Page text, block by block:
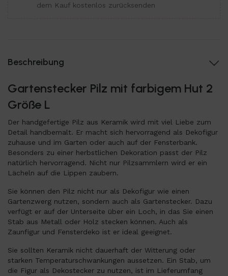
dem Kauf kostenlos zurücksenden
Beschreibung
Gartenstecker Pilz mit farbigem Hut 2
Größe L
Der handgefertige Pilz aus Keramik wird mit viel Liebe zum
Detail handbemalt. Er macht sich hervorragend als Dekofigur
zuhause und im Garten oder auch auf der Fensterbank.
Besonders zu einer herbstlichen Dekoration passt der Pilz
natürlich hervorragend. Nicht nur Pilzsammlern wird er ein
Lächeln auf die Lippen zaubern.
Sie können den Pilz nicht nur als Dekofigur wie einen
Gartenzwerg nutzen, sondern auch als Gartenstecker. Dazu
verfügt er auf der Unterseite über ein Loch, in das Sie einen
Stab aus Metall oder Holz stecken können. Auch als
Zaunfigur und Fensterdeko ist er ideal geeignet.
Sie sollten Keramik nicht dauerhaft der Witterung oder
starken Temperaturschwankungen aussetzen. Ein Stab, um
die Figur als Dekostecker zu nutzen, ist im Lieferumfang